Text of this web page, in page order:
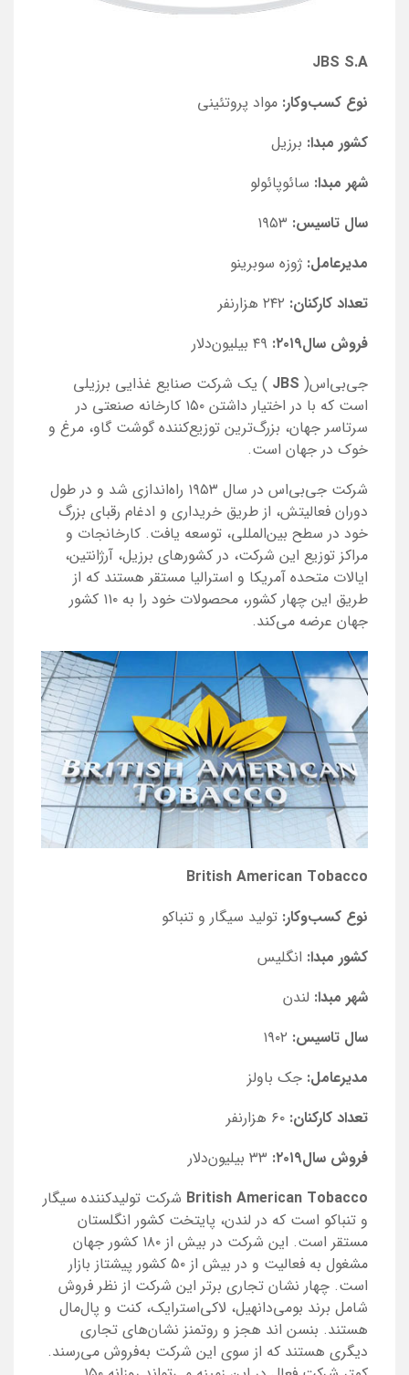
JBS S.A
نوع کسب‌و‌کار: مواد پروتئینی
کشور مبدا: برزیل
شهر مبدا: سائوپائولو
سال تاسیس: ۱۹۵۳
مدیرعامل: ژوزه سوبرینو
تعداد کارکنان: ۲۴۲ هزارنفر
فروش سال۲۰۱۹:
۴۹ بیلیون‌دلار
جی‌بی‌اس( JBS ) یک شرکت صنایع غذایی برزیلی
است که با در اختیار داشتن ۱۵۰ کارخانه صنعتی در
سرتاسر جهان، بزرگ‌ترین توزیع‌کننده گوشت گاو، مرغ و
خوک در جهان است.
شرکت جی‌بی‌اس در سال ۱۹۵۳ راه‌اندازی شد و در طول
دوران فعالیتش، از طریق خریداری و ادغام رقبای بزرگ
خود در سطح بین‌المللی، توسعه یافت. کارخانجات و
مراکز توزیع این شرکت، در کشورهای برزیل، آرژانتین،
ایالات متحده آمریکا و استرالیا مستقر هستند که از
طریق این چهار کشور، محصولات خود را به ۱۱۰ کشور
جهان عرضه می‌کند.
British American Tobacco
نوع کسب‌و‌کار: تولید سیگار و تنباکو
کشور مبدا: انگلیس
شهر مبدا:‌ لندن
سال تاسیس: ۱۹۰۲
مدیرعامل: جک باولز
تعداد کارکنان: ۶۰ هزارنفر
فروش سال۲۰۱۹:
۳۳ بیلیون‌دلار
British American Tobacco شرکت تولیدکننده سیگار
و تنباکو است که در لندن، پایتخت کشور انگلستان
مستقر است. این شرکت در بیش از ۱۸۰ کشور جهان
مشغول به فعالیت و در بیش از ۵۰ کشور پیشتاز بازار
است. چهار نشان تجاری برتر این شرکت از نظر فروش
شامل برند بومی‌دانهیل، لاکی‌استرایک، کنت و پال‌مال
هستند. بنسن اند هجز و روتمنز نشان‌های تجاری
دیگری هستند که از سوی این شرکت به‌فروش می‌رسند.